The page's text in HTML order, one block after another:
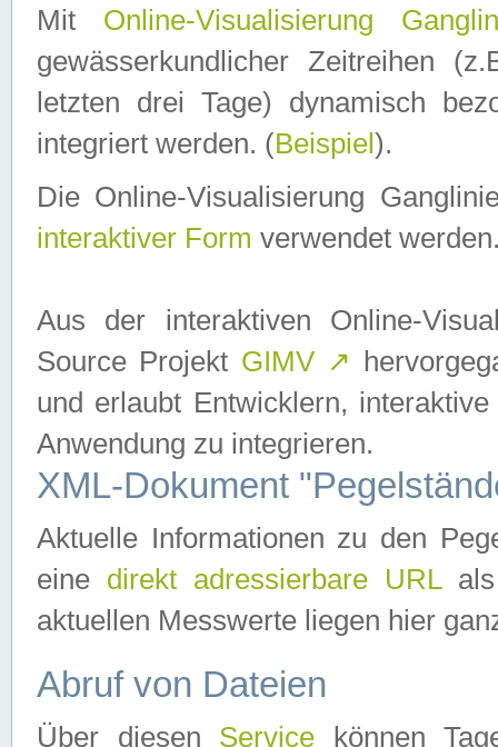
Mit Online-Visualisierung
gewässerkundlicher Zeitreihen
letzten drei Tage) dynamisch
integriert werden. (Beispiel ).
Die Online-Visualisierung
interaktiver Form verwendet
Aus der interaktiven Online-
Source Projekt GIMV ↗
und erlaubt Entwicklern,
Anwendung zu integrieren.
XML-Dokument
Aktuelle Informationen zu den
eine direkt adressierbare URLals
aktuellen Messwerte liegen hier
Abruf von Dateien
Über diesen Service können